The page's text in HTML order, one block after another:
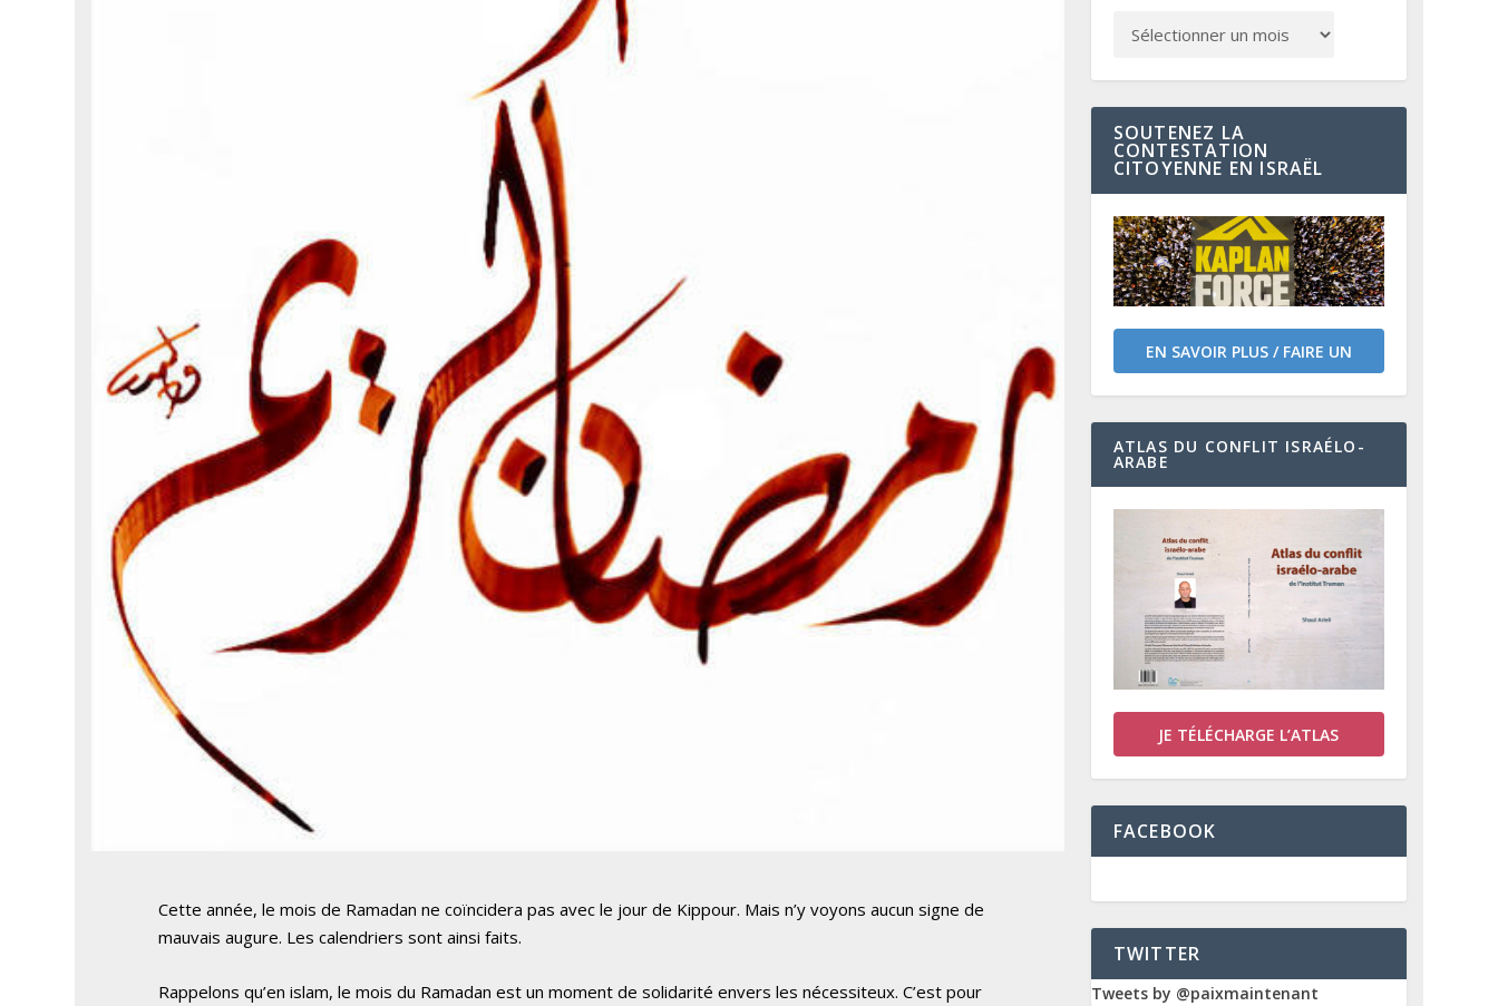
Cette année, le mois de Ramadan ne coïncidera pas avec le jour de Kippour. Mais n’y voyons aucun signe de
mauvais augure. Les calendriers sont ainsi faits.
Rappelons qu’en islam, le mois du Ramadan est un moment de solidarité envers les nécessiteux. C’est pour
SOUTENEZ LA
CONTESTATION
CITOYENNE EN ISRAËL
EN SAVOIR PLUS / FAIRE UN
DON
ATLAS DU CONFLIT ISRAÉLO-
ARABE
JE TÉLÉCHARGE L’ATLAS
FACEBOOK
TWITTER
Tweets by @paixmaintenant